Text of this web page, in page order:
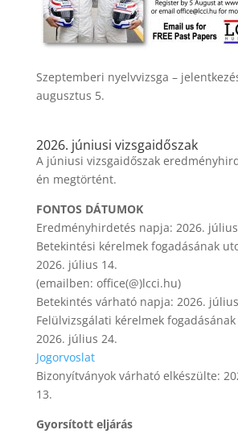
Szeptemberi nyelvvizsga –
augusztus 5.
2026. júniusi vizsgaidőszak
A júniusi vizsgaidőszak
én megtörtént.
FONTOS DÁTUMOK
Eredményhirdetés napja: 2026.
Betekintési kérelmek fogadásának
2026. július 14.
(emailben: office(@)lcci.hu)
Betekintés várható napja: 2026.
Felülvizsgálati kérelmek
2026. július 24.
Jogorvoslat
Bizonyítványok várható elkészülte:
13.
Gyorsított eljárás